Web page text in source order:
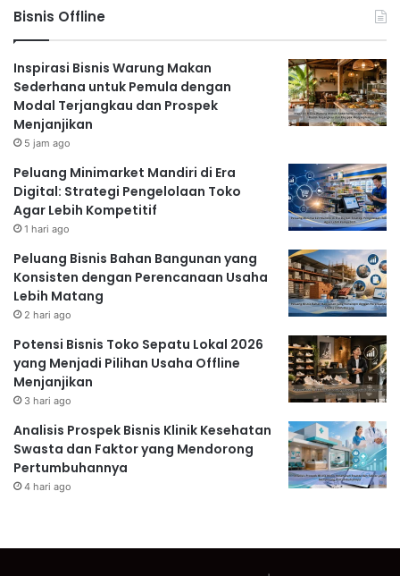
Bisnis Offline
Inspirasi Bisnis Warung Makan
Sederhana untuk Pemula dengan
Modal Terjangkau dan Prospek
Menjanjikan
5 jam ago
Peluang Minimarket Mandiri di Era
Digital: Strategi Pengelolaan Toko
Agar Lebih Kompetitif
1 hari ago
Peluang Bisnis Bahan Bangunan yang
Konsisten dengan Perencanaan Usaha
Lebih Matang
2 hari ago
Potensi Bisnis Toko Sepatu Lokal 2026
yang Menjadi Pilihan Usaha Offline
Menjanjikan
3 hari ago
Analisis Prospek Bisnis Klinik Kesehatan
Swasta dan Faktor yang Mendorong
Pertumbuhannya
4 hari ago